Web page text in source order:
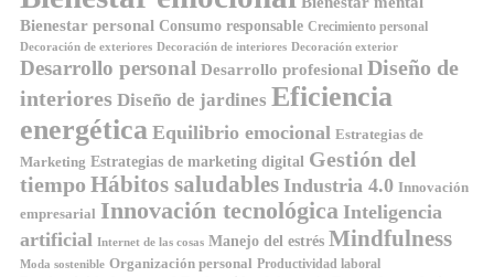
Bienestar personal Consumo responsable Crecimiento personal
Decoración de exteriores Decoración de interiores Decoración exterior
Desarrollo personal Desarrollo profesional Diseño de
interiores Diseño de jardines Eficiencia
energética Equilibrio emocional Estrategias de
Marketing Estrategias de marketing digital Gestión del
tiempo Hábitos saludables Industria 4.0 Innovación
empresarial Innovación tecnológica Inteligencia
artificial Internet de las cosas Manejo del estrés Mindfulness
Moda sostenible Organización personal Productividad laboral